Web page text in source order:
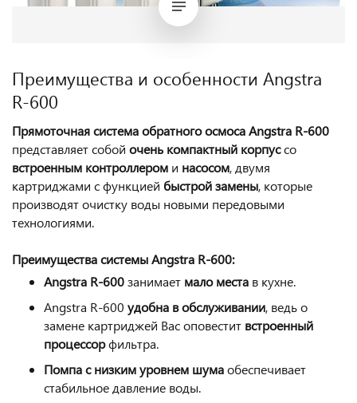
Преимущества и особенности Angstra
R-600
Прямоточная система обратного осмоса Angstra R-600
представляет собой очень компактный корпуссо
встроенным контроллером и насосом, двумя
картриджами с функцией быстрой замены, которые
производят очистку воды новыми передовыми
технологиями.
Преимущества системы Angstra R-600:
Angstra R-600занимает маломеста в кухне.
Angstra R-600 удобна в обслуживании, ведь о
замене картриджей Вас оповестит встроенный
процессорфильтра.
Помпа с низким уровнем шумаобеспечивает
стабильное давление воды.